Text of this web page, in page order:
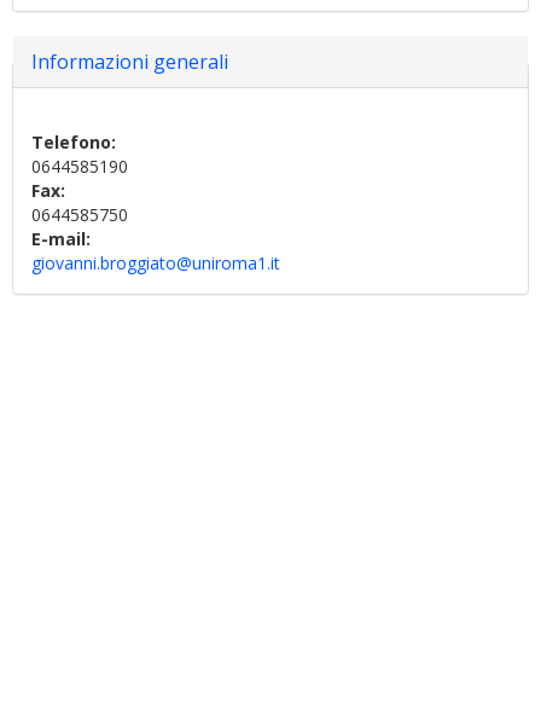
Nascondi
Informazioni generali
Telefono:
0644585190
Fax:
0644585750
E-mail:
giovanni.broggiato@uniroma1.it